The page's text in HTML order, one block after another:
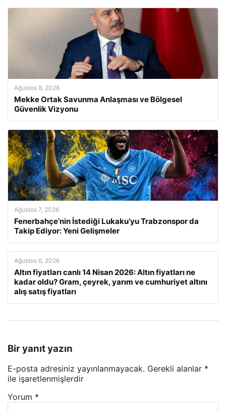
Ağustos 8, 2026
Mekke Ortak Savunma Anlaşması ve Bölgesel
Güvenlik Vizyonu
Ağustos 7, 2026
Fenerbahçe’nin İstediği Lukaku’yu Trabzonspor da
Takip Ediyor: Yeni Gelişmeler
Ağustos 6, 2026
Altın fiyatları canlı 14 Nisan 2026: Altın fiyatları ne
kadar oldu? Gram, çeyrek, yarım ve cumhuriyet altını
alış satış fiyatları
Bir yanıt yazın
E-posta adresiniz yayınlanmayacak. Gerekli alanlar *
ile işaretlenmişlerdir
Yorum *